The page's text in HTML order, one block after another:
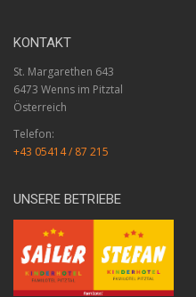
KONTAKT
St. Margarethen 643
6473 Wenns im Pitztal
Österreich
Telefon:
+43 05414 / 87 215
UNSERE BETRIEBE